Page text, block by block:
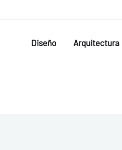
Diseño Arquitectura